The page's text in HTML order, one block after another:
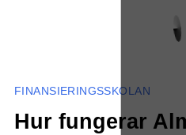
FINANSIERINGSSKOLAN
Hur fungerar